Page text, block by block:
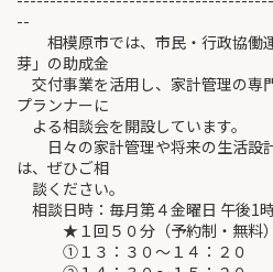
--
相模原市では、市民・行政協働
芽」の助成金
交付事業を活用し、家計管理の専
プランナーに
よる相談会を開設しています。
日々の家計管理や将来の生活設
は、ぜひご相
談ください。
相談日時：毎月第４金曜日 午後1
★１回５０分（予約制・無料）
①１３：３０～１４：２０